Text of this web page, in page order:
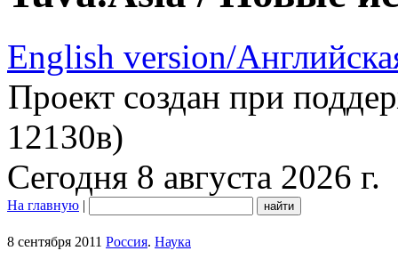
English version/
Проект создан при
12130в)
Сегодня 8 августа 2026 г.
На главную |
8 сентября 2011 Россия. Наука